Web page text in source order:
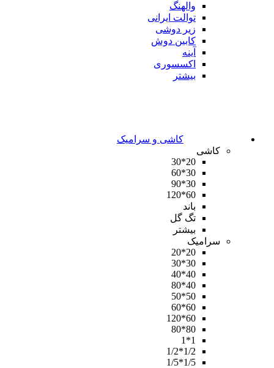
والهنگ
توالت ایرانی
زیر دوشی
کابین دوش
آینه
اکسسوری
بیشتر
کاشی و سرامیک
کاشی
20*30
30*60
30*90
60*120
باند
تگ گل
بیشتر
سرامیک
20*20
30*30
40*40
40*80
50*50
60*60
60*120
80*80
1*1
1/2*1/2
1/5*1/5